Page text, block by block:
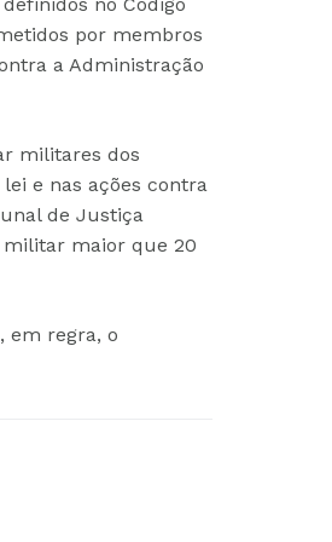
por membros
a Administração
militares dos
e nas ações contra
de Justiça
militar maior que 20
em regra, o